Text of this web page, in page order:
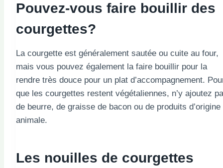
Pouvez-vous faire bouillir des
courgettes?
La courgette est généralement sautée ou cuite au four,
mais vous pouvez également la faire bouillir pour la
rendre très douce pour un plat d’accompagnement.
que les courgettes restent végétaliennes, n’y ajoutez
de beurre, de graisse de bacon ou de produits d’origine
animale.
Les nouilles de courgettes